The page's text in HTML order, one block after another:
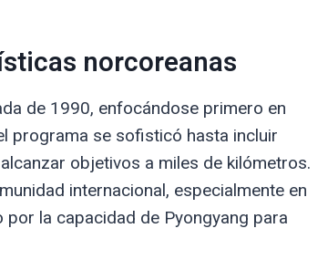
norcoreanas
de 1990, enfocándose primero en
programa se sofisticó hasta incluir
objetivos a miles de kilómetros.
internacional, especialmente en
la capacidad de Pyongyang para